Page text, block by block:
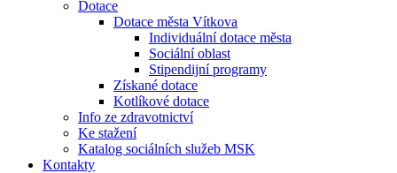
Dotace
Dotace města Vítkova
Individuální dotace města
Sociální oblast
Stipendijní programy
Získané dotace
Kotlíkové dotace
Info ze zdravotnictví
Ke stažení
Katalog sociálních služeb MSK
Kontakty